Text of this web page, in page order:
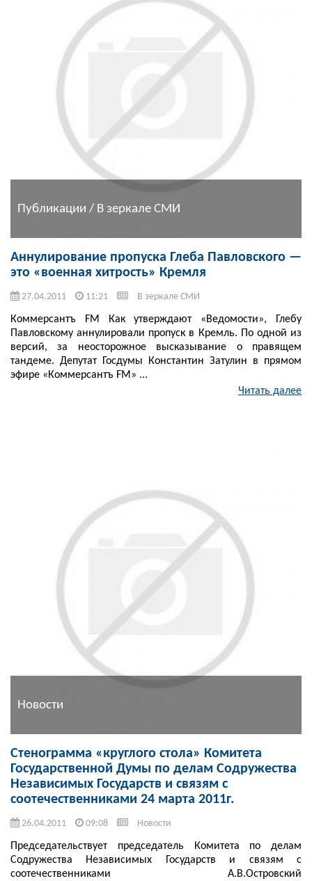
Публикации / В зеркале СМИ
Аннулирование пропуска Глеба Павловского —
это «военная хитрость» Кремля
27.04.2011 11:21 В зеркале СМИ
Коммерсантъ FM Как утверждают «Ведомости», Глебу
Павловскому аннулировали пропуск в Кремль. По одной из
версий, за неосторожное высказывание о правящем
тандеме. Депутат Госдумы Константин Затулин в прямом
эфире «Коммерсантъ FM» ...
Читать далее
Новости
Стенограмма «круглого стола» Комитета
Государственной Думы по делам Содружества
Независимых Государств и связям с
соотечественниками 24 марта 2011г.
26.04.2011 09:08 Новости
Председательствует председатель Комитета по делам
Содружества Независимых Государств и связям с
соотечественниками А.В.Островский